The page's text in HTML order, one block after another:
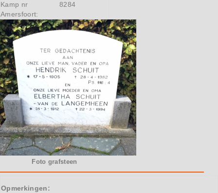
Kamp nr
Amersfoort:
8284
Foto grafsteen
Opmerkingen: